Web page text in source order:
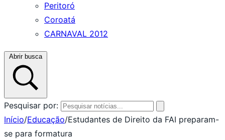
Peritoró
Coroatá
CARNAVAL 2012
Abrir busca
Pesquisar por:
Início/Educação/Estudantes de Direito da FAI preparam-
se para formatura